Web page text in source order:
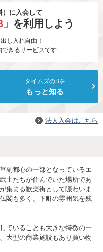
）に入会して
を利用しよう
し入れ自由！
きるサービスです
タイムズのBを
もっと知る
法人入会はこちら
副都心の一部となっているエ
士たちが住んでいた場所であ
集まる歓楽街として賑わいま
閣も多く、下町の雰囲気を残
ていることも大きな特徴の一
大型の商業施設もあり買い物